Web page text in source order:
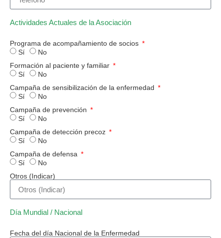
Actividades Actuales de la Asociación
Programa de acompañamiento de socios
Sí
No
Formación al paciente y familiar
Sí
No
Campaña de sensibilización de la enfermedad
Sí
No
Campaña de prevención
Sí
No
Campaña de detección precoz
Sí
No
Campaña de defensa
Sí
No
Otros (Indicar)
Día Mundial / Nacional
Fecha del día Nacional de la Enfermedad